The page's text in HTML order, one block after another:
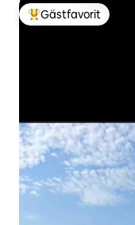
Populär gästfavorit
Gästfavorit